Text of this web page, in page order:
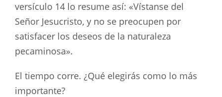
versículo 14 lo resume así: «Vístanse del
Señor Jesucristo, y no se preocupen por
satisfacer los deseos de la naturaleza
pecaminosa».
El tiempo corre. ¿Qué elegirás como lo más
importante?